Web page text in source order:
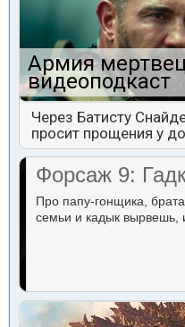
Армия
видеоподкаст
Через Батисту
просит прощения у
Форсаж 9:
Про папу-гонщика,
семьи и кадык вырвешь,